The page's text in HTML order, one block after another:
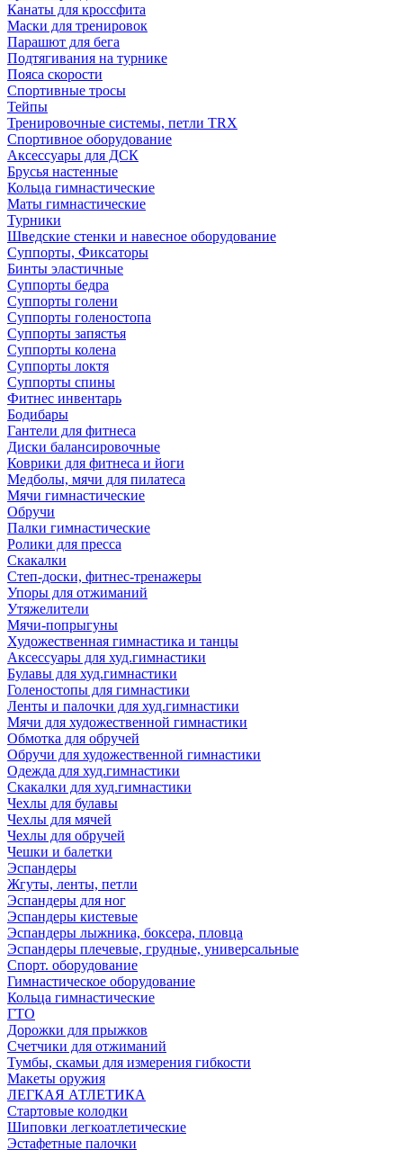
Канаты для кроссфита
Маски для тренировок
Парашют для бега
Подтягивания на турнике
Пояса скорости
Спортивные тросы
Тейпы
Тренировочные системы, петли TRX
Спортивное оборудование
Аксессуары для ДСК
Брусья настенные
Кольца гимнастические
Маты гимнастические
Турники
Шведские стенки и навесное оборудование
Суппорты, Фиксаторы
Бинты эластичные
Суппорты бедра
Суппорты голени
Суппорты голеностопа
Суппорты запястья
Суппорты колена
Суппорты локтя
Суппорты спины
Фитнес инвентарь
Бодибары
Гантели для фитнеса
Диски балансировочные
Коврики для фитнеса и йоги
Медболы, мячи для пилатеса
Мячи гимнастические
Обручи
Палки гимнастические
Ролики для пресса
Скакалки
Степ-доски, фитнес-тренажеры
Упоры для отжиманий
Утяжелители
Мячи-попрыгуны
Художественная гимнастика и танцы
Аксессуары для худ.гимнастики
Булавы для худ.гимнастики
Голеностопы для гимнастики
Ленты и палочки для худ.гимнастики
Мячи для художественной гимнастики
Обмотка для обручей
Обручи для художественной гимнастики
Одежда для худ.гимнастики
Скакалки для худ.гимнастики
Чехлы для булавы
Чехлы для мячей
Чехлы для обручей
Чешки и балетки
Эспандеры
Жгуты, ленты, петли
Эспандеры для ног
Эспандеры кистевые
Эспандеры лыжника, боксера, пловца
Эспандеры плечевые, грудные, универсальные
Спорт. оборудование
Гимнастическое оборудование
Кольца гимнастические
ГТО
Дорожки для прыжков
Счетчики для отжиманий
Тумбы, скамьи для измерения гибкости
Макеты оружия
ЛЕГКАЯ АТЛЕТИКА
Стартовые колодки
Шиповки легкоатлетические
Эстафетные палочки